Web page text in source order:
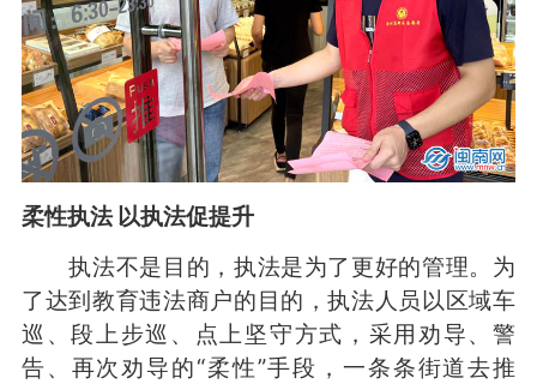
柔性执法 以执法促提升
执法不是目的，执法是为了更好的管理。为
了达到教育违法商户的目的，执法人员以区域车
巡、段上步巡、点上坚守方式，采用劝导、警
告、再次劝导的“柔性”手段，一条条街道去推